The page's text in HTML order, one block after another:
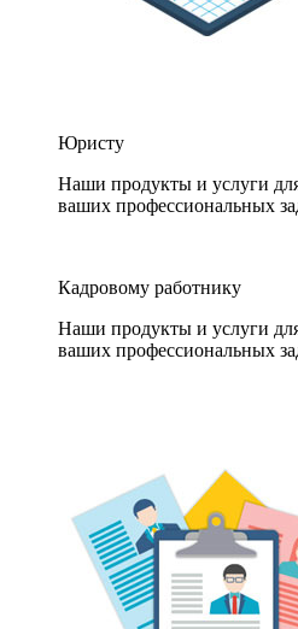
Юристу
Наши продукты и услуги
ваших профессиональных
Кадровому работнику
Наши продукты и услуги
ваших профессиональных